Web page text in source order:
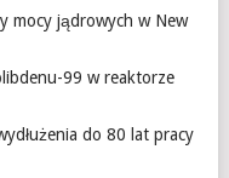
mocy jądrowych w New
99 w reaktorze
do 80 lat pracy